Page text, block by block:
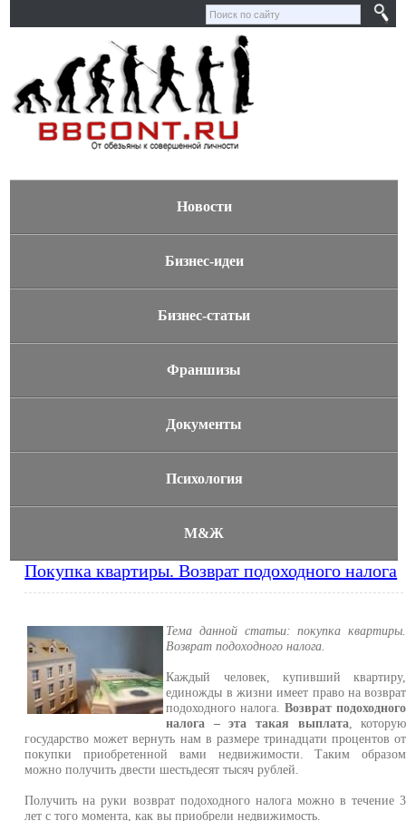
Новости
Бизнес-идеи
Бизнес-статьи
Франшизы
Документы
Психология
М&Ж
Покупка квартиры. Возврат подоходного налога
Тема данной статьи: покупка квартиры.
Возврат подоходного налога.
Каждый человек, купивший квартиру,
единожды в жизни имеет право на возврат
подоходного налога.Возврат подоходного
налога – эта такая выплата , которую
государство может вернуть нам в размере тринадцати процентов от
покупки приобретенной вами недвижимости. Таким образом
можно получить двести шестьдесят тысяч рублей.
Получить на руки возврат подоходного налога можно в течение 3
лет с того момента, как вы приобрели недвижимость.